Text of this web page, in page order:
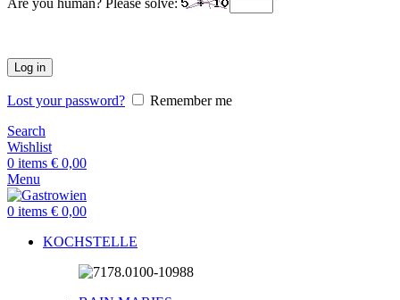
Are you human? Please solve:
Log in
Lost your password?
Remember me
Search
Wishlist
0 items € 0,00
Menu
0 items € 0,00
KOCHSTELLE